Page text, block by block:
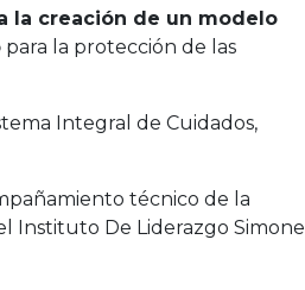
la creación de un modelo
para la protección de las
Integral de Cuidados,
técnico de la
Instituto De Liderazgo Simone